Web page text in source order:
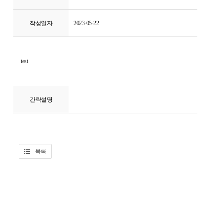
작성일자 2023-05-22
test
간략설명
목록